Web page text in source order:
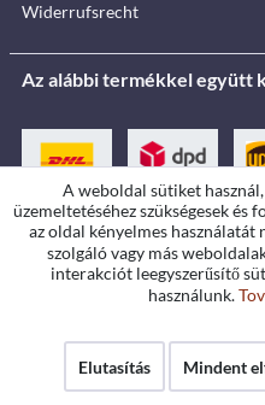
Widerrufsrecht
Az alábbi termékkel együtt
Fizetési módok
A weboldal sütiket
üzemeltetéséhez szükségesek és
az oldal kényelmes
szolgáló vagy más
interakciót leegyszerűsítő
használunk.
Elutasítás Mindent